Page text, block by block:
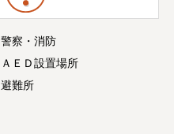
警察・消防
ＡＥＤ設置場所
避難所